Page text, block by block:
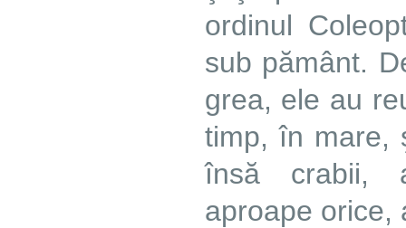
ordinul
sub pământ.
grea, ele au
timp, în mare,
însă crabii,
aproape orice,